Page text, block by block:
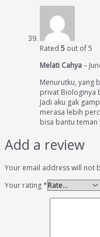
Rated 5 out of 5
Melati Cahya–
Menurutku, yang
privat Biologinya
Jadi aku gak
merasa lebih
bisa bantu teman
Add a review
Your email address will not
Your rating*